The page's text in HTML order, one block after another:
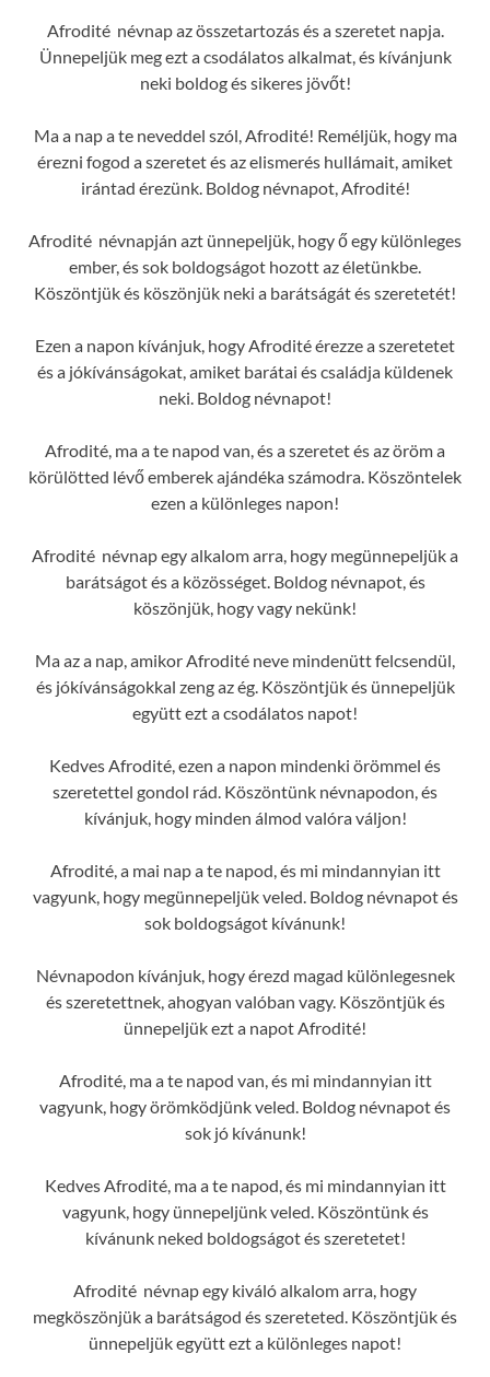
Afrodité névnap az összetartozás és a szeretet napja.
Ünnepeljük meg ezt a csodálatos alkalmat, és kívánjunk
neki boldog és sikeres jövőt!
Ma a nap a te neveddel szól, Afrodité! Reméljük, hogy ma
érezni fogod a szeretet és az elismerés hullámait, amiket
irántad érezünk. Boldog névnapot, Afrodité!
Afrodité névnapján azt ünnepeljük, hogy ő egy különleges
ember, és sok boldogságot hozott az életünkbe.
Köszöntjük és köszönjük neki a barátságát és szeretetét!
Ezen a napon kívánjuk, hogy Afrodité érezze a szeretetet
és a jókívánságokat, amiket barátai és családja küldenek
neki. Boldog névnapot!
Afrodité, ma a te napod van, és a szeretet és az öröm a
körülötted lévő emberek ajándéka számodra. Köszöntelek
ezen a különleges napon!
Afrodité névnap egy alkalom arra, hogy megünnepeljük a
barátságot és a közösséget. Boldog névnapot, és
köszönjük, hogy vagy nekünk!
Ma az a nap, amikor Afrodité neve mindenütt felcsendül,
és jókívánságokkal zeng az ég. Köszöntjük és ünnepeljük
együtt ezt a csodálatos napot!
Kedves Afrodité, ezen a napon mindenki örömmel és
szeretettel gondol rád. Köszöntünk névnapodon, és
kívánjuk, hogy minden álmod valóra váljon!
Afrodité, a mai nap a te napod, és mi mindannyian itt
vagyunk, hogy megünnepeljük veled. Boldog névnapot és
sok boldogságot kívánunk!
Névnapodon kívánjuk, hogy érezd magad különlegesnek
és szeretettnek, ahogyan valóban vagy. Köszöntjük és
ünnepeljük ezt a napot Afrodité!
Afrodité, ma a te napod van, és mi mindannyian itt
vagyunk, hogy örömködjünk veled. Boldog névnapot és
sok jó kívánunk!
Kedves Afrodité, ma a te napod, és mi mindannyian itt
vagyunk, hogy ünnepeljünk veled. Köszöntünk és
kívánunk neked boldogságot és szeretetet!
Afrodité névnap egy kiváló alkalom arra, hogy
megköszönjük a barátságod és szereteted. Köszöntjük és
ünnepeljük együtt ezt a különleges napot!